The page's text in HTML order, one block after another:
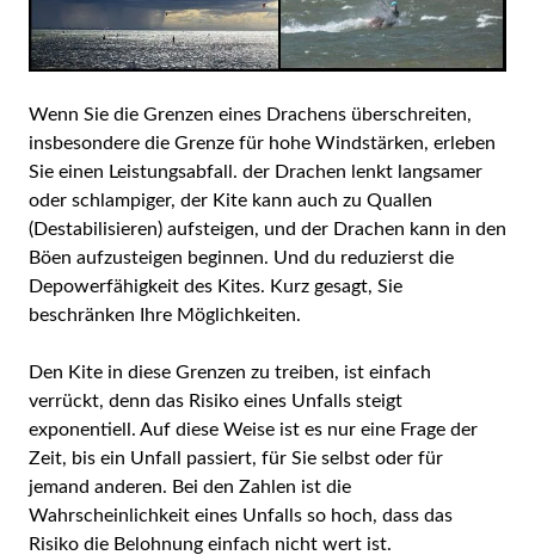
Wenn Sie die Grenzen eines Drachens überschreiten,
insbesondere die Grenze für hohe Windstärken, erleben
Sie einen Leistungsabfall. der Drachen lenkt langsamer
oder schlampiger, der Kite kann auch zu Quallen
(Destabilisieren) aufsteigen, und der Drachen kann in den
Böen aufzusteigen beginnen. Und du reduzierst die
Depowerfähigkeit des Kites. Kurz gesagt, Sie
beschränken Ihre Möglichkeiten.
Den Kite in diese Grenzen zu treiben, ist einfach
verrückt, denn das Risiko eines Unfalls steigt
exponentiell. Auf diese Weise ist es nur eine Frage der
Zeit, bis ein Unfall passiert, für Sie selbst oder für
jemand anderen. Bei den Zahlen ist die
Wahrscheinlichkeit eines Unfalls so hoch, dass das
Risiko die Belohnung einfach nicht wert ist.